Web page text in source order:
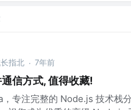
指北 · 7年前
信方式, 值得收藏!
，专注完整的 Node.js 技术栈